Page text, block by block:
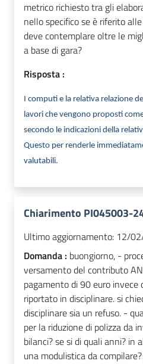
metrico richiesto tra gli
nello specifico se è riferito
deve contemplare oltre le
a base di gara?
Risposta :
I computi e la relativa relazione
lavori che vengono proposti
secondo le indicazioni della
Questo per renderle
valutabili.
Chiarimento PI045003-
Ultimo aggiornamento: 12/
Domanda : buongiorno, -
versamento del contributo
pagamento di 90 euro invece
riportato in disciplinare. si
disciplinare sia un refuso. -
per la riduzione di polizza da
bilanci? se si di quali anni? in
una modulistica da